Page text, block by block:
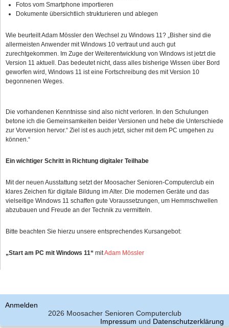
Fotos vom Smartphone importieren
Dokumente übersichtlich strukturieren und ablegen
Wie beurteilt Adam Mössler den Wechsel zu Windows 11? „Bisher sind die
allermeisten Anwender mit Windows 10 vertraut und auch gut
zurechtgekommen. Im Zuge der Weiterentwicklung von Windows ist jetzt die
Version 11 aktuell. Das bedeutet nicht, dass alles bisherige Wissen über Bord
geworfen wird, Windows 11 ist eine Fortschreibung des mit Version 10
begonnenen Weges.
Die vorhandenen Kenntnisse sind also nicht verloren. In den Schulungen
betone ich die Gemeinsamkeiten beider Versionen und hebe die Unterschiede
zur Vorversion hervor.“ Ziel ist es auch jetzt, sicher mit dem PC umgehen zu
können.“
Ein wichtiger Schritt in Richtung digitaler Teilhabe
Mit der neuen Ausstattung setzt der Moosacher Senioren‑Computerclub ein
klares Zeichen für digitale Bildung im Alter. Die modernen Geräte und das
vielseitige Windows 11 schaffen gute Voraussetzungen, um Hemmschwellen
abzubauen und Freude an der Technik zu vermitteln.
Bitte beachten Sie hierzu unsere entsprechendes Kursangebot:
„Start am PC mit Windows 11“ mitAdam Mössler
Anmelden
2026 Moosacher Senioren Computerclub
Impressum und Datenschutzerklärung